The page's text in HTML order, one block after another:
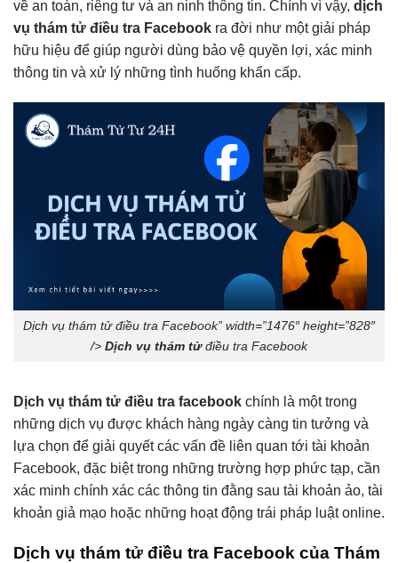
về an toàn, riêng tư và an ninh thông tin. Chính vì vậy, dịch
vụ thám tử điều tra Facebook ra đời như một giải pháp
hữu hiệu để giúp người dùng bảo vệ quyền lợi, xác minh
thông tin và xử lý những tình huống khẩn cấp.
Dịch vụ thám tử điều tra Facebook” width=”1476″ height=”828″
/> Dịch vụ thám tửđiều tra Facebook
Dịch vụ thám tử điều tra facebook chính là một trong
những dịch vụ được khách hàng ngày càng tin tưởng và
lựa chọn để giải quyết các vấn đề liên quan tới tài khoản
Facebook, đặc biệt trong những trường hợp phức tạp, cần
xác minh chính xác các thông tin đằng sau tài khoản ảo, tài
khoản giả mạo hoặc những hoạt động trái pháp luật online.
Dịch vụ thám tử điều tra Facebook của Thám